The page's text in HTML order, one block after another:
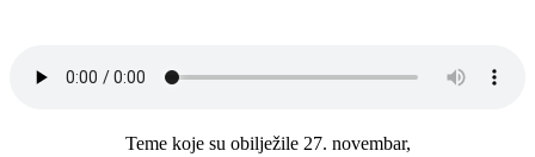
Teme koje su obilježile 27. novembar,